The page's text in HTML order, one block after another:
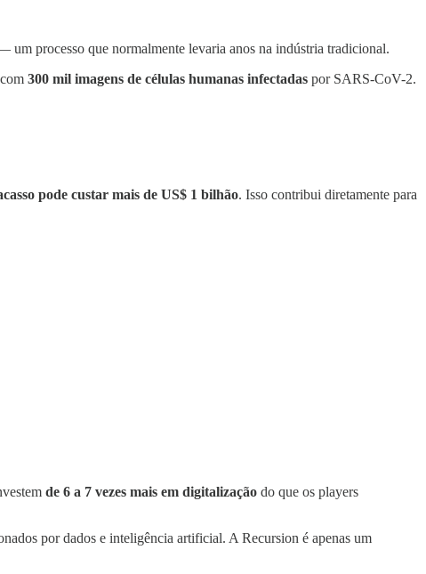
um processo que normalmente levaria anos na indústria tradicional.
300 mil imagens de células humanas infectadas por SARS-CoV-2.
pode custar mais de US$ 1 bilhão. Isso contribui diretamente para
de 6 a 7 vezes mais em digitalização do que os players
por dados e inteligência artificial. A Recursion é apenas um